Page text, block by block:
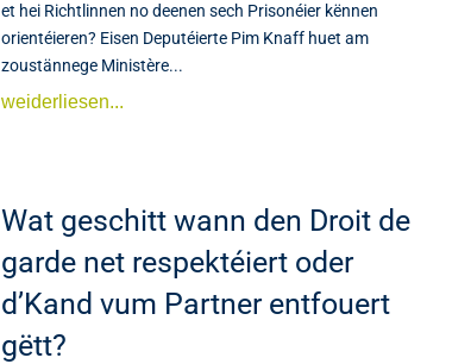
et hei Richtlinnen no deenen sech Prisonéier kënnen
orientéieren? Eisen Deputéierte Pim Knaff huet am
zoustännege Ministère...
weiderliesen...
Wat geschitt wann den Droit de
garde net respektéiert oder
d’Kand vum Partner entfouert
gëtt?